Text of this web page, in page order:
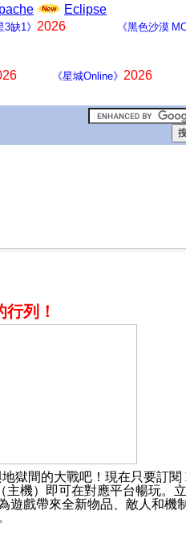
Eclipse
3缺1》 2026 《黑色沙漠
《星城Online》 2026
列！
獄間的大戰吧！現在只要訂閱
（主機）即可在對應平台暢玩。
遊戲帶來全新物品、敵人和機